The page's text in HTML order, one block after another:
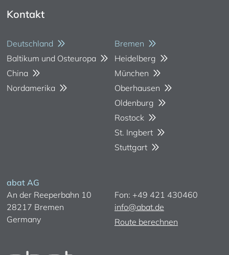
Kontakt
Deutschland
Baltikum und Osteuropa
China
Nordamerika
Bremen
Heidelberg
München
Oberhausen
Oldenburg
Rostock
St. Ingbert
Stuttgart
abat AG
An der Reeperbahn 10
28217 Bremen
Germany
Fon: +49 421 430460
info@abat.de
Route berechnen